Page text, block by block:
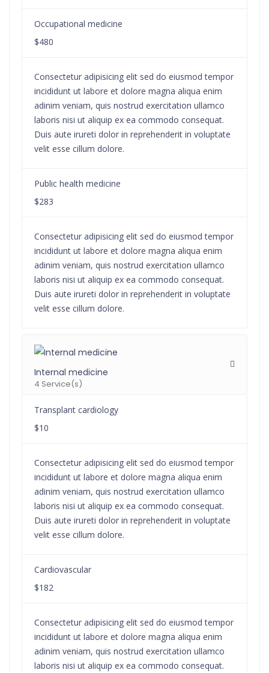
Occupational medicine
$480
Consectetur adipisicing elit sed do eiusmod tempor
incididunt ut labore et dolore magna aliqua enim
adinim veniam, quis nostrud exercitation ullamco
laboris nisi ut aliquip ex ea commodo consequat.
Duis aute irureti dolor in reprehenderit in voluptate
velit esse cillum dolore.
Public health medicine
$283
Consectetur adipisicing elit sed do eiusmod tempor
incididunt ut labore et dolore magna aliqua enim
adinim veniam, quis nostrud exercitation ullamco
laboris nisi ut aliquip ex ea commodo consequat.
Duis aute irureti dolor in reprehenderit in voluptate
velit esse cillum dolore.
Internal medicine
4 Service(s)
Transplant cardiology
$10
Consectetur adipisicing elit sed do eiusmod tempor
incididunt ut labore et dolore magna aliqua enim
adinim veniam, quis nostrud exercitation ullamco
laboris nisi ut aliquip ex ea commodo consequat.
Duis aute irureti dolor in reprehenderit in voluptate
velit esse cillum dolore.
Cardiovascular
$182
Consectetur adipisicing elit sed do eiusmod tempor
incididunt ut labore et dolore magna aliqua enim
adinim veniam, quis nostrud exercitation ullamco
laboris nisi ut aliquip ex ea commodo consequat.